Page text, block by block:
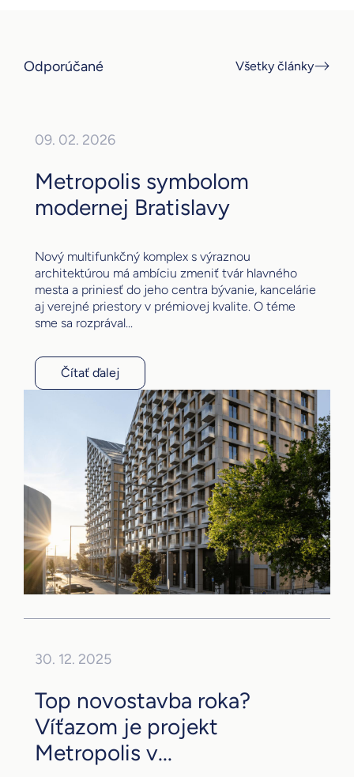
Odporúčané Všetky články
09. 02. 2026
Metropolis symbolom
modernej Bratislavy
Nový multifunkčný komplex s výraznou
architektúrou má ambíciu zmeniť tvár hlavného
mesta a priniesť do jeho centra bývanie, kancelárie
aj verejné priestory v prémiovej kvalite. O téme
sme sa rozprával...
Čítať ďalej
30. 12. 2025
Top novostavba roka?
Víťazom je projekt
Metropolis v...